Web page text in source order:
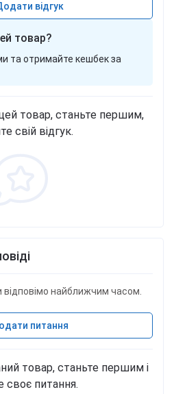
відгук
товар?
та отримайте кешбек за
товар, станьте першим,
свій відгук.
відповімо найближчим часом.
питання
товар, станьте першим і
своє питання.